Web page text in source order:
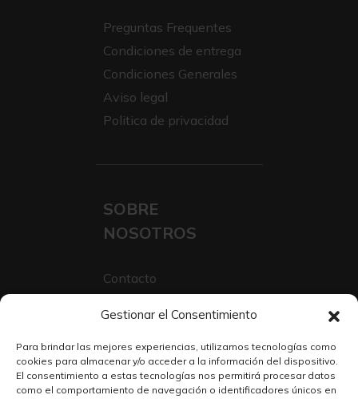
Gestionar el Consentimiento
Para brindar las mejores experiencias, utilizamos tecnologías como
cookies para almacenar y/o acceder a la información del dispositivo.
El consentimiento a estas tecnologías nos permitirá procesar datos
como el comportamiento de navegación o identificadores únicos en
Preguntas Frequentes
Condiciones de entrega
Condiciones Generales
Aviso legal
Politica de privacidad
SOBRE
NOSOTROS
Contacto